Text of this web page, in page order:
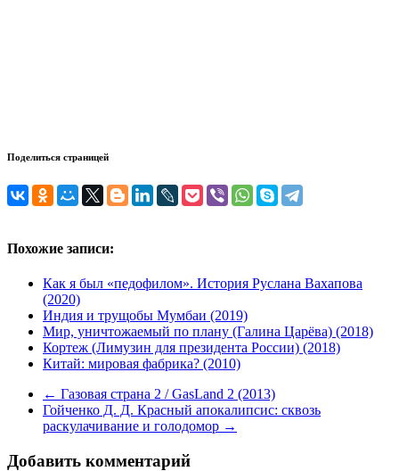
Поделиться страницей
Похожие записи:
Как я был «педофилом». История Руслана Вахапова
(2020)
Индия и трущобы Мумбаи (2019)
Мир, уничтожаемый по плану (Галина Царёва) (2018)
Кортеж (Лимузин для президента России) (2018)
Китай: мировая фабрика? (2010)
← Газовая страна 2 / GasLand 2 (2013)
Гойченко Д. Д. Красный апокалипсис: сквозь
раскулачивание и голодомор →
Добавить комментарий